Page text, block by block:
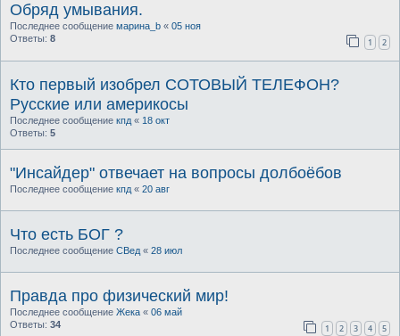
Обряд умывания.
Последнее сообщение марина_b « 05 ноя
Ответы: 8 1 2
Кто первый изобрел СОТОВЫЙ ТЕЛЕФОН?
Русские или америкосы
Последнее сообщение кпд « 18 окт
Ответы: 5
"Инсайдер" отвечает на вопросы долбоёбов
Последнее сообщение кпд « 20 авг
Что есть БОГ ?
Последнее сообщение СВед « 28 июл
Правда про физический мир!
Последнее сообщение Жека « 06 май
Ответы: 34 1 2 3 4 5